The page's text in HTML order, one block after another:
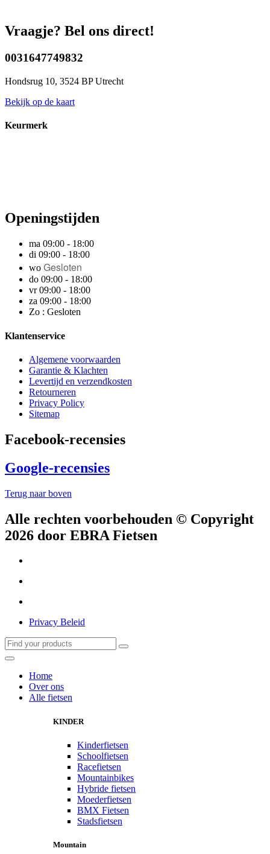
Vraagje? Bel ons direct!
0031647749832
Hondsrug 10, 3524 BP Utrecht
Bekijk op de kaart
Keurmerk
Openingstijden
ma 09:00 - 18:00
di 09:00 - 18:00
wo Gesloten
do 09:00 - 18:00
vr 09:00 - 18:00
za 09:00 - 18:00
Zo : Gesloten
Klantenservice
Algemene voorwaarden
Garantie & Klachten
Levertijd en verzendkosten
Retourneren
Privacy Policy
Sitemap
Facebook-recensies
Google-recensies
Terug naar boven
Alle rechten voorbehouden © Copyright
2026 door EBRA Fietsen
Privacy Beleid
Home
Over ons
Alle fietsen
KINDER
Kinderfietsen
Schoolfietsen
Racefietsen
Mountainbikes
Hybride fietsen
Moederfietsen
BMX Fietsen
Stadsfietsen
Mountain